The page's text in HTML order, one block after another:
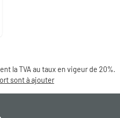
la TVA au taux en vigeur de 20%.
sont à ajouter